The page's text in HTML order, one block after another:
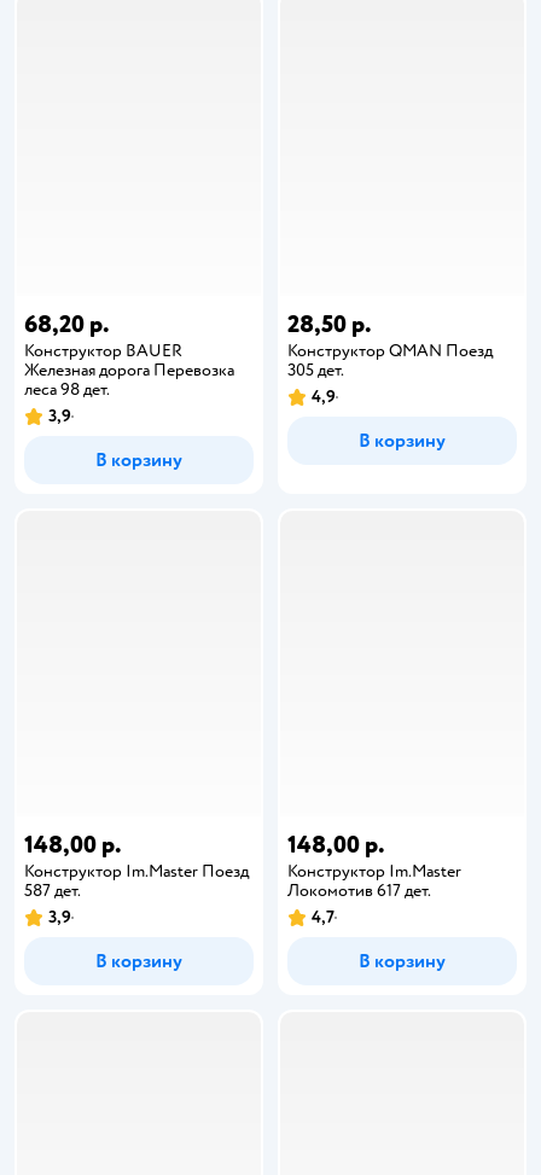
68,20 р.
Конструктор BAUER
Железная дорога Перевозка
леса 98 дет.
3,9
В корзину
28,50 р.
Конструктор QMAN Поезд
305 дет.
4,9
В корзину
148,00 р.
Конструктор Im.Master Поезд
587 дет.
3,9
В корзину
148,00 р.
Конструктор Im.Master
Локомотив 617 дет.
4,7
В корзину